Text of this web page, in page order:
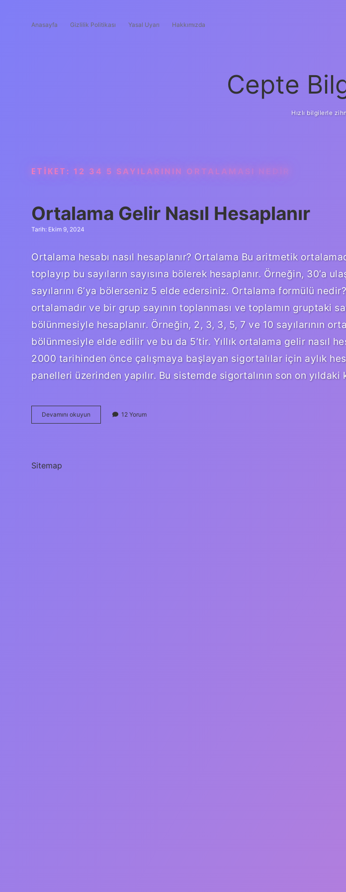
Anasayfa Gizlilik Politikası Yasal Uyarı Hakkımızda
Cepte
Hızlı bilgilerle
ETIKET: 12 34 5 SAYILARININ ORTALAMASI NEDIR
Ortalama Gelir Nasıl Hesaplanır
Tarih: Ekim 9, 2024
Ortalama hesabı nasıl hesaplanır? Ortalama Bu aritmetik
toplayıp bu sayıların sayısına bölerek hesaplanır. Örneğin, 30’a
sayılarını 6’ya bölerseniz 5 elde edersiniz. Ortalama formülü
ortalamadır ve bir grup sayının toplanması ve toplamın gruptaki
bölünmesiyle hesaplanır. Örneğin, 2, 3, 3, 5, 7 ve 10 sayılarının
bölünmesiyle elde edilir ve bu da 5’tir. Yıllık ortalama gelir nasıl
2000 tarihinden önce çalışmaya başlayan sigortalılar için aylık
panelleri üzerinden yapılır. Bu sistemde sigortalının son on yıldaki
Devamını okuyun Ortalama
Gelir
12 Yorum
Sitemap